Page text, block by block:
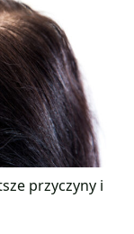
przyczyny i